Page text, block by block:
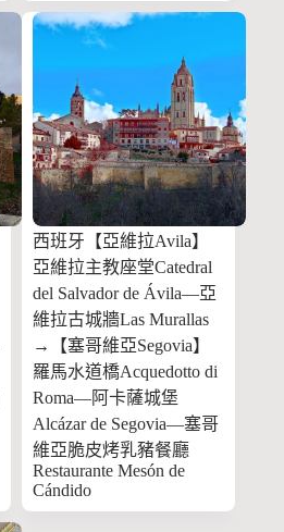
西班牙【亞維拉Avila】
亞維拉主教座堂Catedral
del Salvador de Ávila—亞
維拉古城牆Las Murallas
→【塞哥維亞Segovia】
羅馬水道橋Acquedotto di
Roma—阿卡薩城堡
Alcázar de Segovia—塞哥
維亞脆皮烤乳豬餐廳
Restaurante Mesón de
Cándido